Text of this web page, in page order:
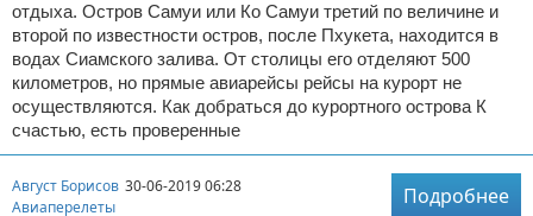
отдыха. Остров Самуи или Ко Самуи третий по величине и
второй по известности остров, после Пхукета, находится в
водах Сиамского залива. От столицы его отделяют 500
километров, но прямые авиарейсы рейсы на курорт не
осуществляются. Как добраться до курортного острова К
счастью, есть проверенные
Август Борисов 30-06-2019 06:28
Авиаперелеты
Подробнее